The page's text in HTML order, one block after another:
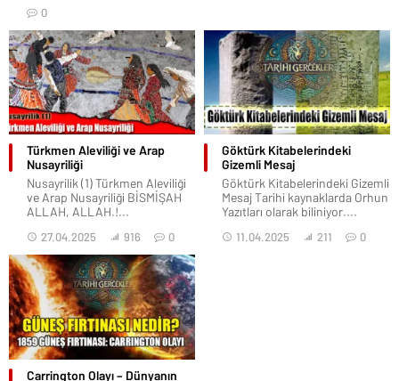
0
Türkmen Aleviliği ve Arap
Nusayriliği
Nusayrilik (1) Türkmen Aleviliği
ve Arap Nusayriliği BİSMİŞAH
ALLAH, ALLAH.!...
27.04.2025 916 0
Göktürk Kitabelerindeki
Gizemli Mesaj
Göktürk Kitabelerindeki Gizemli
Mesaj Tarihi kaynaklarda Orhun
Yazıtları olarak biliniyor....
11.04.2025 211 0
Carrington Olayı – Dünyanın